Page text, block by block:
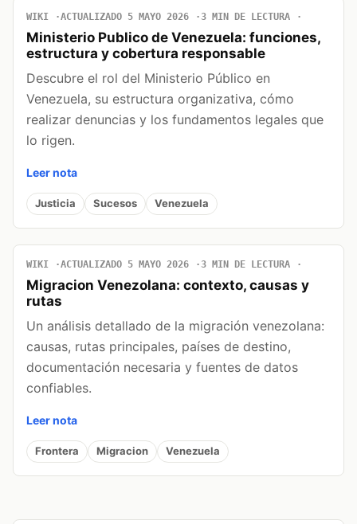
WIKI ACTUALIZADO 5 MAYO 2026 3 MIN DE LECTURA
Ministerio Publico de Venezuela: funciones,
estructura y cobertura responsable
Descubre el rol del Ministerio Público en
Venezuela, su estructura organizativa, cómo
realizar denuncias y los fundamentos legales que
lo rigen.
Leer nota
Justicia Sucesos Venezuela
WIKI ACTUALIZADO 5 MAYO 2026 3 MIN DE LECTURA
Migracion Venezolana: contexto, causas y
rutas
Un análisis detallado de la migración venezolana:
causas, rutas principales, países de destino,
documentación necesaria y fuentes de datos
confiables.
Leer nota
Frontera Migracion Venezuela